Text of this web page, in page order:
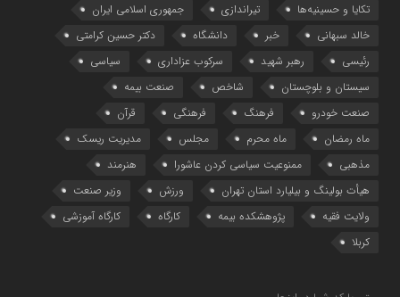
تکایا و حسینیه‌ها
تیراندازی
جمهوری اسلامی ایران
خالد سبهانی
خبر دانشگاه
دکتر حسین کرامتی
رئیسی
رهبر شهید سرکوب عزاداری
سیاسی
سیستان و بلوچستان
شاخص
صنعت بیمه
صنعت خودرو
فرهنگ فرهنگی
قرآن
ماه رمضان
ماه محرم مجلس
مدیریت ریسک
مذهبی
ممنوعیت سیاسی کردن عاشورا
هنرمند
هیأت بولینگ و بیلیارد استان تهران
ورزش
وزیر صنعت
ولایت فقیه
پژوهشکده بیمه کارگاه
کارگاه آموزشی
کربلا